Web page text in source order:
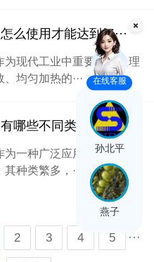
么使用才能达到好···
为现代工业中重要的热处理
均匀加热的···
哪些不同类型，如···
一种广泛应用于工业生产
种类繁多，···
2 3 4 5 ···
在线客服
孙北平
燕子